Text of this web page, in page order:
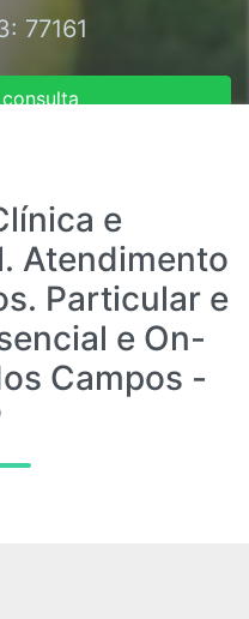
77161
e
Atendimento
Particular e
e On-
Campos -